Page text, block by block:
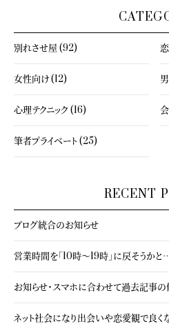
別れさせ屋 (92)
女性向け (12)
心理テクニック (16)
筆者プライベート (25)
RECENT
ブログ統合のお知らせ
営業時間を「10時～19時」に戻そうかと
お知らせ・スマホに合わせて過去記事の
ネット社会になり出会いや恋愛観で良く